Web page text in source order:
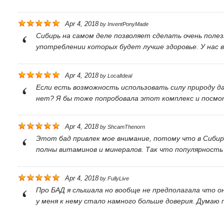
Apr 4, 2018by InventPonyMade
Сибирь на самом деле позволяет сделать очень
употреблении которых будет лучше здоровье. У нас
Apr 4, 2018by LocalIdeal
Если есть возможность использовать силу
нет? Я бы тоже попробовала этот комплекс и
Apr 4, 2018by ShcamThenorn
Этот бад привлек мое внимание, потому что в
полны витаминов и минералов. Так что
Apr 4, 2018by FullyLive
Про БАД я слышала но вообще не предполагала что
у меня к нему стало намного больше доверия. Думаю